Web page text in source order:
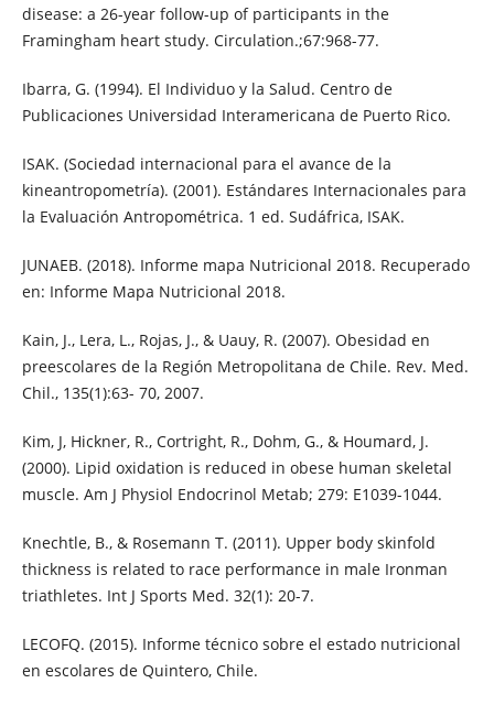
disease: a 26-year follow-up of participants in the
Framingham heart study. Circulation.;67:968-77.
Ibarra, G. (1994). El Individuo y la Salud. Centro de
Publicaciones Universidad Interamericana de Puerto Rico.
ISAK. (Sociedad internacional para el avance de la
kineantropometría). (2001). Estándares Internacionales para
la Evaluación Antropométrica. 1 ed. Sudáfrica, ISAK.
JUNAEB. (2018). Informe mapa Nutricional 2018. Recuperado
en: Informe Mapa Nutricional 2018.
Kain, J., Lera, L., Rojas, J., & Uauy, R. (2007). Obesidad en
preescolares de la Región Metropolitana de Chile. Rev. Med.
Chil., 135(1):63- 70, 2007.
Kim, J, Hickner, R., Cortright, R., Dohm, G., & Houmard, J.
(2000). Lipid oxidation is reduced in obese human skeletal
muscle. Am J Physiol Endocrinol Metab; 279: E1039-1044.
Knechtle, B., & Rosemann T. (2011). Upper body skinfold
thickness is related to race performance in male Ironman
triathletes. Int J Sports Med. 32(1): 20-7.
LECOFQ. (2015). Informe técnico sobre el estado nutricional
en escolares de Quintero, Chile.